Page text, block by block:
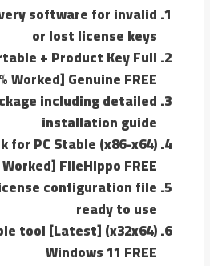
software for invalid
or lost license keys
+ Product Key Full
Worked] Genuine FREE
including detailed
installation guide
for PC Stable (x86-x64)
Worked] FileHippo FREE
configuration file
ready to use
tool [Latest] (x32x64)
Windows 11 FREE